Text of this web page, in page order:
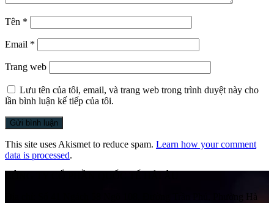
Tên *
Email *
Trang web
Lưu tên của tôi, email, và trang web trong trình duyệt này cho
lần bình luận kế tiếp của tôi.
This site uses Akismet to reduce spam. Learn how your comment
data is processed.
Số 41 Ngách 58 Ngõ 108, Đường Trần Phú, Phường Hà